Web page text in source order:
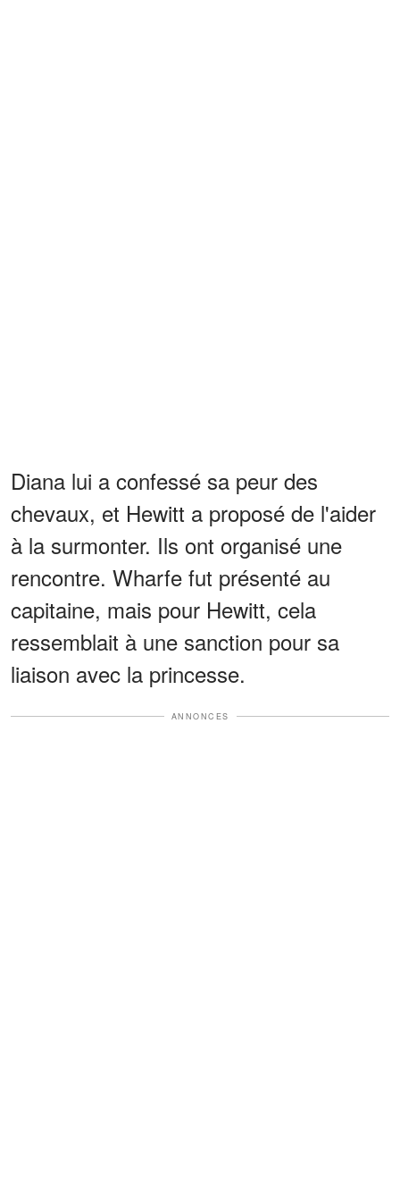
Diana lui a confessé sa peur des
chevaux, et Hewitt a proposé de l'aider
à la surmonter. Ils ont organisé une
rencontre. Wharfe fut présenté au
capitaine, mais pour Hewitt, cela
ressemblait à une sanction pour sa
liaison avec la princesse.
ANNONCES